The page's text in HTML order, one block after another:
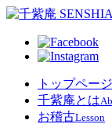
トップページ
千紫庵とは
お稽古Lesson